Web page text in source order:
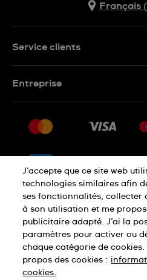
Français
Service clients
Retour
CGV
Droit de rétractation
Entreprise
Nous rejoindre
Déclaration de
Cookies
J’accepte que ce site web
technologies similaires afin
ses fonctionnalités, collecter
à son utilisation et me
publicitaire adapté. J’ai la
paramètres pour activer ou
chaque catégorie de
propos des cookies :
cookies.